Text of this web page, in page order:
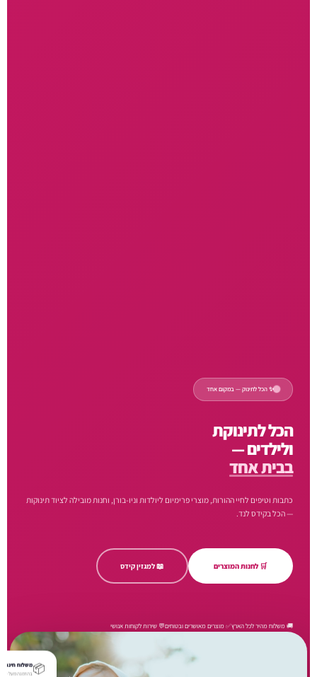
✨ הכל לתינוק — במקום אחד
הכל לתינוקת
ולילדים —
בבית אחד
כתבות וטיפים לחיי ההורות, מוצרי פרימיום ליולדות וניו-בורן, וחנות מובילה לציוד תינוקות
— הכל בקידס לנד.
🛒 לחנות המוצרים 📖 למגזין קידס
🚚 משלוח מהיר לכל הארץ✅ מוצרים מאושרים ובטוחים💬 שירות לקוחות אנושי
📦בהזמנה מעל ₪250